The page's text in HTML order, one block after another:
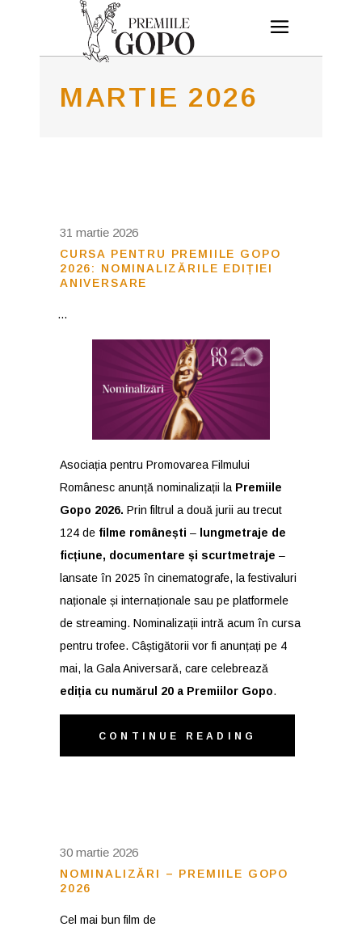
MARTIE 2026
31 martie 2026
CURSA PENTRU PREMIILE GOPO
2026: NOMINALIZĂRILE EDIȚIEI
ANIVERSARE
Asociația pentru Promovarea Filmului
Românesc anunță nominalizații la Premiile
Gopo 2026. Prin filtrul a două jurii au trecut
124 de filme românești – lungmetraje de
ficțiune, documentare și scurtmetraje –
lansate în 2025 în cinematografe, la festivaluri
naționale și internaționale sau pe platformele
de streaming. Nominalizații intră acum în cursa
pentru trofee. Câștigătorii vor fi anunțați pe 4
mai, la Gala Aniversară, care celebrează
ediția cu numărul 20 a Premiilor Gopo.
CONTINUE READING
30 martie 2026
NOMINALIZĂRI – PREMIILE GOPO
2026
Cel mai bun film de